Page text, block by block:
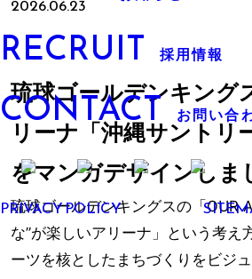
RECRUIT 採用情報
CONTACT お問い合
PRIVACY POLICY
2026.06.23
琉球ゴールデンキング
リーナ「沖縄サントリ
をマンガデザインしま
琉球ゴールデンキングスの「OUR
な”が楽しいアリーナ」という考え
ーツを核としたまちづくりをビジュ